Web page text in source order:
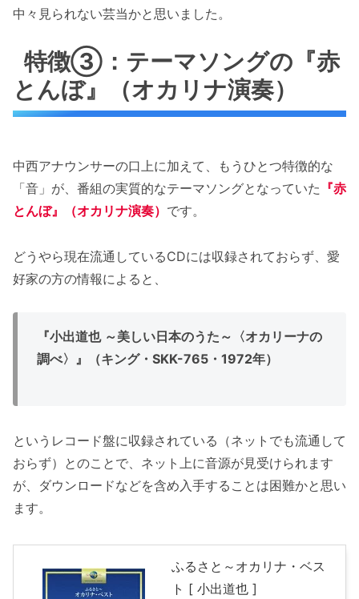
中々見られない芸当かと思いました。
特徴③：テーマソングの『赤
とんぼ』（オカリナ演奏）
中西アナウンサーの口上に加えて、もうひとつ特徴的な
「音」が、番組の実質的なテーマソングとなっていた 『赤
とんぼ』（オカリナ演奏） です。
どうやら現在流通しているCDには収録されておらず、愛
好家の方の情報によると、
『小出道也 ～美しい日本のうた～〈オカリーナの
調べ〉』（キング・SKK-765・1972年）
というレコード盤に収録されている（ネットでも流通して
おらず）とのことで、ネット上に音源が見受けられます
が、ダウンロードなどを含め入手することは困難かと思い
ます。
ふるさと～オカリナ・ベス
ト [ 小出道也 ]